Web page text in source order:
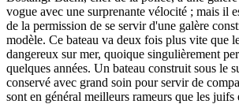
vogue avec une surprenante vélocité ; mais il
de la permission de se servir d'une galère
modèle. Ce bateau va deux fois plus vite que
dangereux sur mer, quoique singulièrement
quelques années. Un bateau construit sous le
conservé avec grand soin pour servir de
sont en général meilleurs rameurs que les juifs